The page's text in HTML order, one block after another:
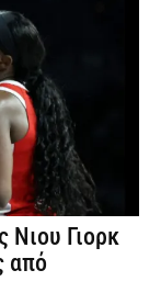
Νιου Γιορκ
από